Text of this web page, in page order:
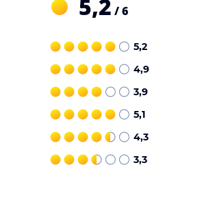
HolidayCheck mit Hilfe von KI. Alle
des jeweiligen Veranstalters.
5,2 / 6
5,2
4,9
3,9
5,1
4,3
3,3